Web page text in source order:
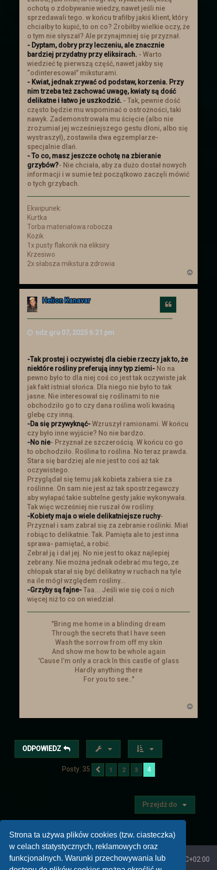
Strona ta używa plików cookies (tzw. ciasteczka)
w celach statystycznych, reklamowych oraz
funkcjonalnych. Warunki przechowywania lub
ochotą o zdobywanie wiedzy, nawet jeśli nie
sprzedawali tego. w końcu trafiłby jakiś klient, który
chciałby to kupić, to on co? Zrobiłby wielkie oczy, że
o tym nie słyszał? Ale przynajmniej się przyznał.
- Dyptam, dobry przy leczeniu, ale znacznie
bardziej przydatny przy eliksirach. - Warto
wiedzieć tę pierwszą część, nawet jakby się
“odinteresował” miksturami.
- Kwiat, jednak zrywać od podstaw, korzenia. Przy
nim trzeba też zachować uwagę, kwiaty są dość
delikatne i łatwo je uszkodzić. - Tak, pewnie dość
często będzie mu wspominać o ostrożności, taki
nawyk. Zademonstrowała mu ścięcie (albo nie
zrozumiał jej wcześniejszego gestu dłoni, albo się
wystraszył), zostawiła dwa egzemplarze-
specjalnie dlań.
- To co, masz jeszcze ochotę na zbieranie
grzybów?- Nie chciała, aby za dużo dostał nowych
informacji i w sumie też początkowo zaczęli mówić
o tych grzybach.
Ekwipunek:
Kurtka
Torba materiałowa robocza
Kozik
1x pusty flakonik na eliksiry
Krzesiwo
2x słabsza mikstura zdrowia
g
Helion Kanavar
ndz gru 07, 2025 6:21 pm
-Tak prostej i oczywistej dla ciebie rzeczy jak to, że
niektóre rośliny preferują inny typ ziemi- No na
pewno było to dla niej coś co jest tak oczywiste jak
jak fakt istniał słońca. Dla niego nie było to tak
jasne. Nie interesował się roślinami to nie
obchodziło go to czy dana roślina woli kwaśną
glebę czy inną.
-Da się przywyknąć-Wzruszył ramionami. W końcu
czy było inne wyjście? No nie bardzo.
-No nie- Przyznał ze szczerością. W końcu co go
to obchodziło. Roślina to roślina. No teraz prawda.
Stara się bardziej ale nie jest to coś aż tak
oczywistego.
Przyglądał się temu jak kobieta zabiera sie za
roślinne. On sam nie jest aż tak spostrzegawczy
aby wyłapać takie subtelne gesty jakie wykonywała.
Tak więc wcześniej nie ruszał ów rośliny.
-Kobiety maja o wiele delikatniejsze ruchy-
Przyznał i sam zabrał się za zebranie roślinki. Miał
robiąc to delikatnie. Tak. Pamięta ale to jest inna
sprawa- pamiętać, a robić.
Zebrał ją i dał jej. No nie jest to okaz najlepiej
zebrany. Nie można jednak odebrać mu tego, ze
chłopak starał się być delikatny w ruchach na tyle
na ile mógł względem rośliny...
-Grzyby są fajne-Taa... Jeśli wie się coś o nich
więcej niż to co on wiedział.
"Bring me home in a blinding dream
Through the secrets that I have seen
Wash the sorrow from off my skin
And show me how to be whole again
'Cause I’m only a crack In this castle of glass
Hardly anything there
For you to see.."
ODPOWIEDZ
Posty: 35 Poprzednia
1 2 3 4
Przejdź do
Strona główna Strefa czasowa UTC+02:00